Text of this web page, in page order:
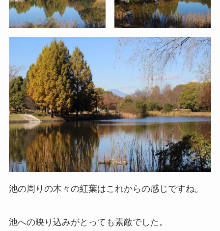
池の周りの木々の紅葉はこれからの感じですね。
池への映り込みがとっても素敵でした。